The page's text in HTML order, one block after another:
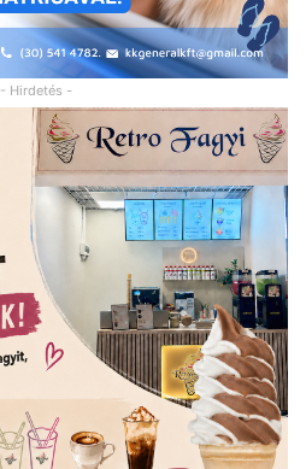
- Hirdetés -